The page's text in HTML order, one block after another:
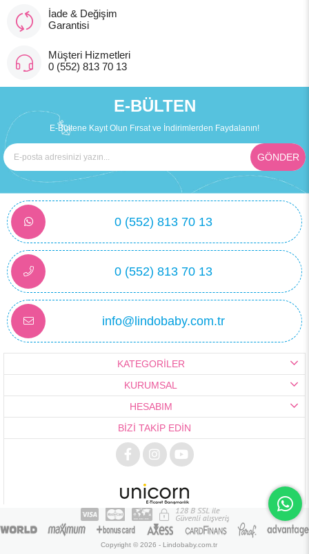
İade & Değişim
Garantisi
Müşteri Hizmetleri
0 (552) 813 70 13
E-BÜLTEN
E-Bültene Kayıt Olun Fırsat ve İndirimlerden Faydalanın!
GÖNDER
0 (552) 813 70 13
0 (552) 813 70 13
info@lindobaby.com.tr
KATEGORİLER
KURUMSAL
HESABIM
BİZİ TAKİP EDİN
Copyright © 2026 - Lindobaby.com.tr